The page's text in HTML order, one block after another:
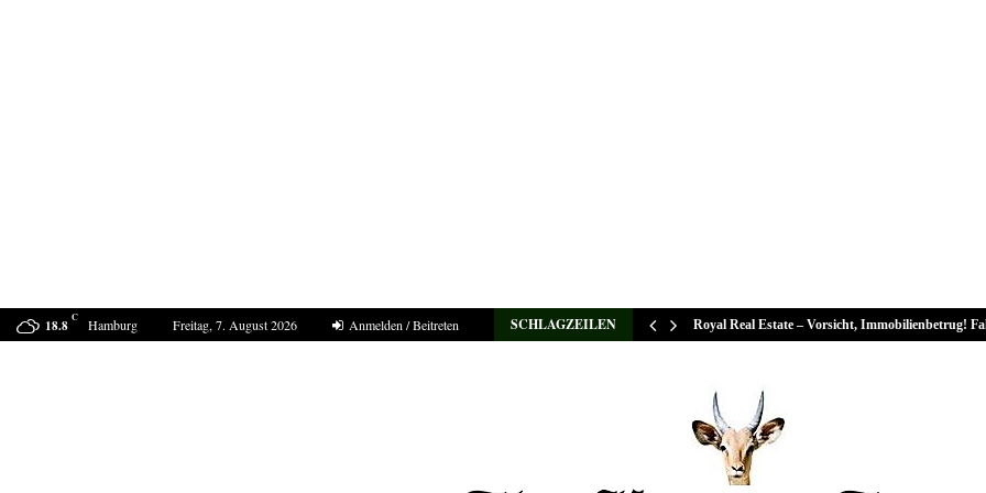
18.8 C Hamburg Freitag, 7. August 2026 Anmelden / Beitreten SCHLAGZEILEN
Bestell-Scam – eine neue Masche Royal Real Estate – Vorsicht, Immobilienbetrug!